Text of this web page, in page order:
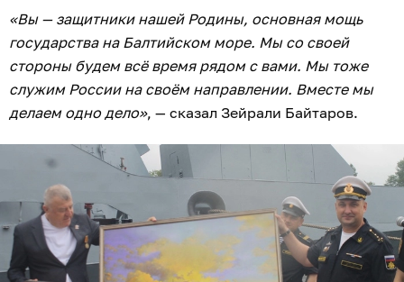
«Вы — защитники нашей Родины, основная мощь
государства на Балтийском море. Мы со своей
стороны будем всё время рядом с вами. Мы тоже
служим России на своём направлении. Вместе мы
делаем одно дело», — сказал Зейрали Байтаров.